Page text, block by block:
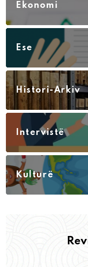
Ekonomi
Ese
Histori-Arkiv
Intervistë
Kulturë